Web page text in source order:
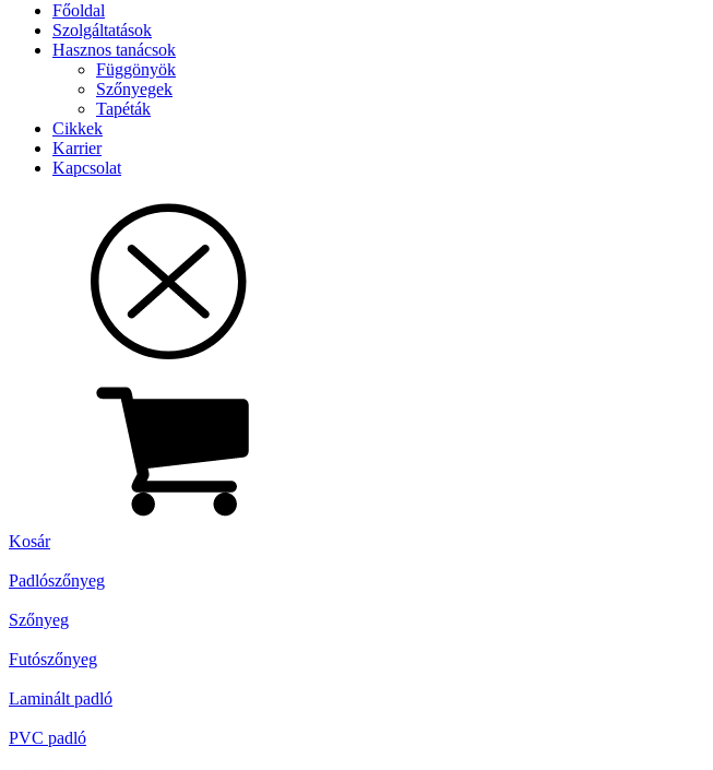
Főoldal
Szolgáltatások
Hasznos tanácsok
Függönyök
Szőnyegek
Tapéták
Cikkek
Karrier
Kapcsolat
Kosár
Padlószőnyeg
Szőnyeg
Futószőnyeg
Laminált padló
PVC padló